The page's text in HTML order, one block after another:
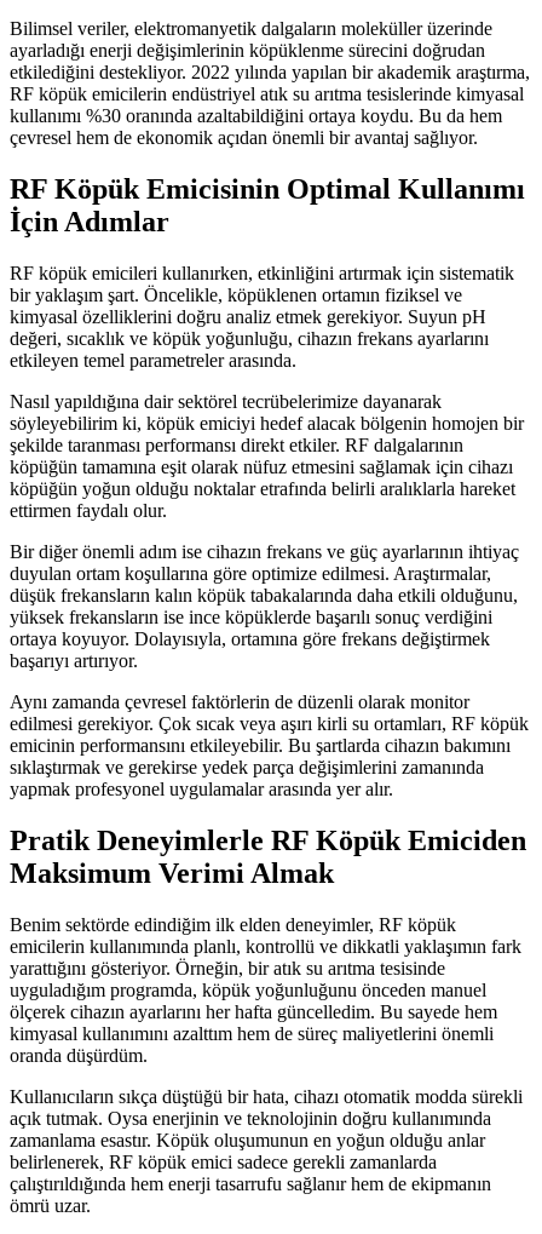
Bilimsel veriler, elektromanyetik dalgaların moleküller üzerinde
ayarladığı enerji değişimlerinin köpüklenme sürecini doğrudan
etkilediğini destekliyor. 2022 yılında yapılan bir akademik araştırma,
RF köpük emicilerin endüstriyel atık su arıtma tesislerinde kimyasal
kullanımı %30 oranında azaltabildiğini ortaya koydu. Bu da hem
çevresel hem de ekonomik açıdan önemli bir avantaj sağlıyor.
RF Köpük Emicisinin Optimal Kullanımı
İçin Adımlar
RF köpük emicileri kullanırken, etkinliğini artırmak için sistematik
bir yaklaşım şart. Öncelikle, köpüklenen ortamın fiziksel ve
kimyasal özelliklerini doğru analiz etmek gerekiyor. Suyun pH
değeri, sıcaklık ve köpük yoğunluğu, cihazın frekans ayarlarını
etkileyen temel parametreler arasında.
Nasıl yapıldığına dair sektörel tecrübelerimize dayanarak
söyleyebilirim ki, köpük emiciyi hedef alacak bölgenin homojen bir
şekilde taranması performansı direkt etkiler. RF dalgalarının
köpüğün tamamına eşit olarak nüfuz etmesini sağlamak için cihazı
köpüğün yoğun olduğu noktalar etrafında belirli aralıklarla hareket
ettirmen faydalı olur.
Bir diğer önemli adım ise cihazın frekans ve güç ayarlarının ihtiyaç
duyulan ortam koşullarına göre optimize edilmesi. Araştırmalar,
düşük frekansların kalın köpük tabakalarında daha etkili olduğunu,
yüksek frekansların ise ince köpüklerde başarılı sonuç verdiğini
ortaya koyuyor. Dolayısıyla, ortamına göre frekans değiştirmek
başarıyı artırıyor.
Aynı zamanda çevresel faktörlerin de düzenli olarak monitor
edilmesi gerekiyor. Çok sıcak veya aşırı kirli su ortamları, RF köpük
emicinin performansını etkileyebilir. Bu şartlarda cihazın bakımını
sıklaştırmak ve gerekirse yedek parça değişimlerini zamanında
yapmak profesyonel uygulamalar arasında yer alır.
Pratik Deneyimlerle RF Köpük Emiciden
Maksimum Verimi Almak
Benim sektörde edindiğim ilk elden deneyimler, RF köpük
emicilerin kullanımında planlı, kontrollü ve dikkatli yaklaşımın fark
yarattığını gösteriyor. Örneğin, bir atık su arıtma tesisinde
uyguladığım programda, köpük yoğunluğunu önceden manuel
ölçerek cihazın ayarlarını her hafta güncelledim. Bu sayede hem
kimyasal kullanımını azalttım hem de süreç maliyetlerini önemli
oranda düşürdüm.
Kullanıcıların sıkça düştüğü bir hata, cihazı otomatik modda sürekli
açık tutmak. Oysa enerjinin ve teknolojinin doğru kullanımında
zamanlama esastır. Köpük oluşumunun en yoğun olduğu anlar
belirlenerek, RF köpük emici sadece gerekli zamanlarda
çalıştırıldığında hem enerji tasarrufu sağlanır hem de ekipmanın
ömrü uzar.